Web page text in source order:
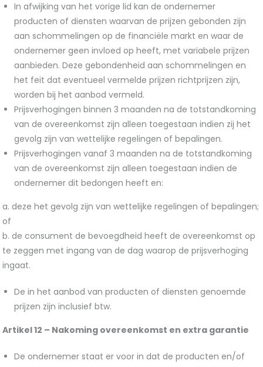
In afwijking van het vorige lid kan de ondernemer
producten of diensten waarvan de prijzen gebonden zijn
aan schommelingen op de financiële markt en waar de
ondernemer geen invloed op heeft, met variabele prijzen
aanbieden. Deze gebondenheid aan schommelingen en
het feit dat eventueel vermelde prijzen richtprijzen zijn,
worden bij het aanbod vermeld.
Prijsverhogingen binnen 3 maanden na de totstandkoming
van de overeenkomst zijn alleen toegestaan indien zij het
gevolg zijn van wettelijke regelingen of bepalingen.
Prijsverhogingen vanaf 3 maanden na de totstandkoming
van de overeenkomst zijn alleen toegestaan indien de
ondernemer dit bedongen heeft en:
a. deze het gevolg zijn van wettelijke regelingen of bepalingen;
of
b. de consument de bevoegdheid heeft de overeenkomst op
te zeggen met ingang van de dag waarop de prijsverhoging
ingaat.
De in het aanbod van producten of diensten genoemde
prijzen zijn inclusief btw.
Artikel 12 – Nakoming overeenkomst en extra garantie
De ondernemer staat er voor in dat de producten en/of